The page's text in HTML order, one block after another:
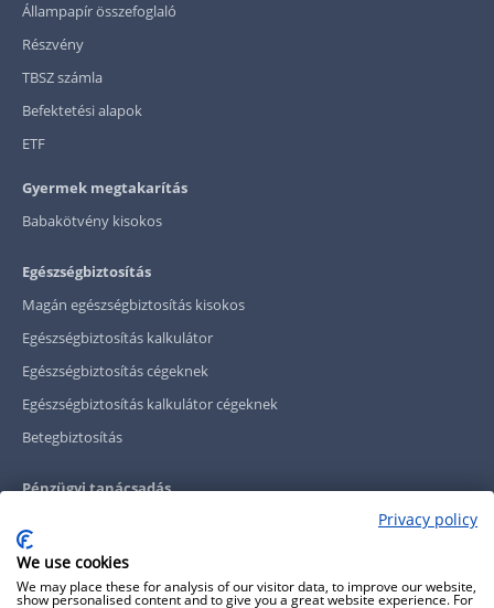
Állampapír összefoglaló
Részvény
TBSZ számla
Befektetési alapok
ETF
Gyermek megtakarítás
Babakötvény kisokos
Egészségbiztosítás
Magán egészségbiztosítás kisokos
Egészségbiztosítás kalkulátor
Egészségbiztosítás cégeknek
Egészségbiztosítás kalkulátor cégeknek
Betegbiztosítás
Pénzügyi tanácsadás
Grantis Financial Wellbeing
Privacy policy
We use cookies
We may place these for analysis of our visitor data, to improve our website,
show personalised content and to give you a great website experience. For